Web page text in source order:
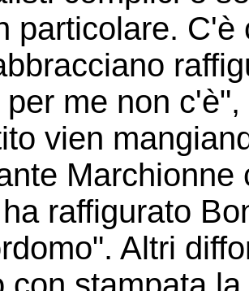
particolare.
me non
vien
raffigurato
Altri